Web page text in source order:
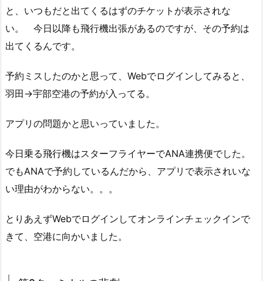
と、いつもだと出てくるはずのチケットが表示されな
い。 今日以降も飛行機出張があるのですが、その予約は
出てくるんです。
予約ミスしたのかと思って、Webでログインしてみると、
羽田→宇部空港の予約が入ってる。
アプリの問題かと思いっていました。
今日乗る飛行機はスターフライヤーでANA連携便でした。
でもANAで予約しているんだから、アプリで表示されいな
い理由がわからない。。。
とりあえずWebでログインしてオンラインチェックインで
きて、空港に向かいました。